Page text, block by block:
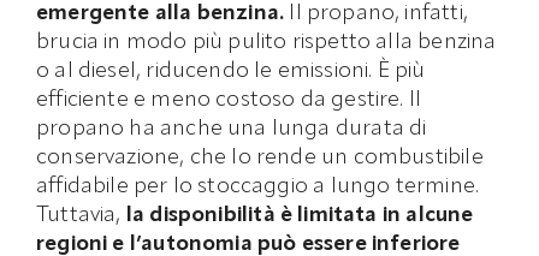
emergente alla benzina. Il propano, infatti,
brucia in modo più pulito rispetto alla benzina
o al diesel, riducendo le emissioni. È più
efficiente e meno costoso da gestire. Il
propano ha anche una lunga durata di
conservazione, che lo rende un combustibile
affidabile per lo stoccaggio a lungo termine.
Tuttavia,
la disponibilità è limitata in alcune
regioni e l’autonomia può essere inferiore